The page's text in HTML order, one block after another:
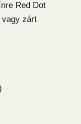
Red Dot
zárt